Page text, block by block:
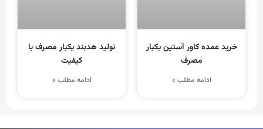
خرید عمده کاور آستین یکبار
مصرف
ادامه مطلب »
تولید هدبند یکبار مصرف با
کیفیت
ادامه مطلب »